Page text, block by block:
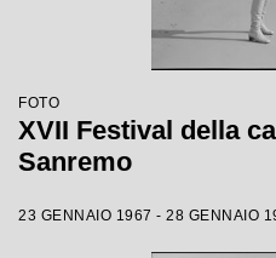
FOTO
XVII Festival della
Sanremo
23 GENNAIO 1967 - 28 GENNAIO